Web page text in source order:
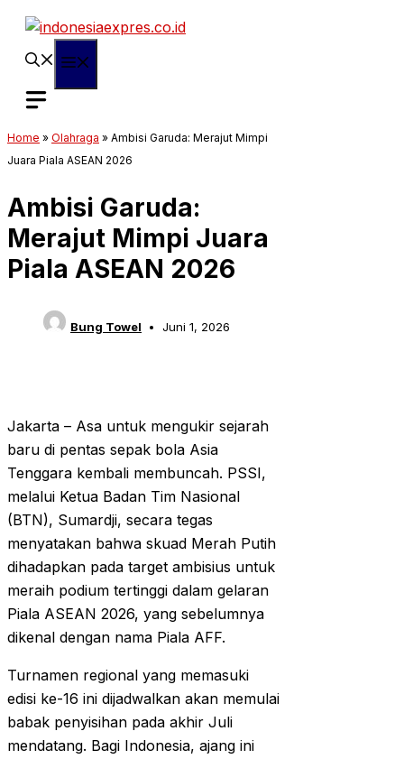
Langsung
Home » Olahraga » Ambisi Garuda: Merajut Mimpi
Juara Piala ASEAN 2026
Ambisi Garuda:
Merajut Mimpi Juara
Piala ASEAN 2026
Bung Towel Juni 1, 2026
Jakarta – Asa untuk mengukir sejarah
baru di pentas sepak bola Asia
Tenggara kembali membuncah. PSSI,
melalui Ketua Badan Tim Nasional
(BTN), Sumardji, secara tegas
menyatakan bahwa skuad Merah Putih
dihadapkan pada target ambisius untuk
meraih podium tertinggi dalam gelaran
Piala ASEAN 2026, yang sebelumnya
dikenal dengan nama Piala AFF.
Turnamen regional yang memasuki
edisi ke-16 ini dijadwalkan akan memulai
babak penyisihan pada akhir Juli
mendatang. Bagi Indonesia, ajang ini